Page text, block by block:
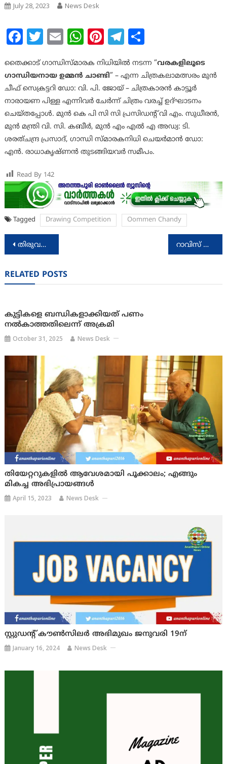
July 28, 2023 News Desk
Facebook
Twitter
EmailWhatsApp
Pinterest
Telegram
Share
തൈക്കാട് ഗാന്ധിസ്മാരക നിധിയിൽ നടന്ന “വരകളിലൂടെ
ഗാന്ധിയനായ ഉമ്മൻ ചാണ്ടി” – എന്ന ചിത്രകലാമത്സരം മുൻ
ചീഫ് സെക്രട്ടറി ഡോ: വി. പി. ജോയ് – ചിത്രകാരൻ കാട്ടൂർ
നാരായണ പിള്ള എന്നിവർ ചേർന്ന് ചിത്രം വരച്ച് ഉദ്ഘാടനം
ചെയ്തപ്പോൾ. മുൻ കെ പി സി സി പ്രസിഡന്റ് വി എം. സുധീരൻ,
മുൻ മന്ത്രി വി. സി. കബീർ, മുൻ എം എൽ എ അഡ്വ: ടി.
ശരത്ചന്ദ്ര പ്രസാദ്, ഗാന്ധി സ്മാരകനിധി ചെയർമാൻ ഡോ:
എൻ. രാധാകൃഷ്ണൻ തുടങ്ങിയവർ സമീപം.
Read By 142
Tagged Drawing Competition Oommen Chandy
Post
തിരുവനന്തപുരം ജില്ലയിലെ ജയിലുകൾ സന്ദർശിച്ചു റാവിസ് പ്രതിധ്വനി സെവൻസ് ഫുട്ബോൾ ടൂർണമെൻറ് ഇൻഫോസിസ് ചാമ്പ്യൻമാർ
RELATED POSTS
കുട്ടികളെ ബന്ധികളാക്കിയത് പണം
നൽകാത്തതിലെന്ന് അക്രമി
October 31, 2025 News Desk
തിയേറ്ററുകളിൽ ആവേശമായി പൂക്കാലം; എങ്ങും
മികച്ച അഭിപ്രായങ്ങൾ
April 15, 2023 News Desk
സ്റ്റുഡന്റ് കൗണ്‍സിലര്‍ അഭിമുഖം ജനുവരി 19ന്
January 16, 2024 News Desk